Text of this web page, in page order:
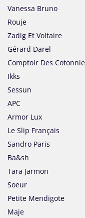
Vanessa Bruno
Rouje
Zadig Et Voltaire
Gérard Darel
Comptoir Des
Ikks
Sessun
APC
Armor Lux
Le Slip Français
Sandro Paris
Ba&sh
Tara Jarmon
Soeur
Petite Mendigote
Maje